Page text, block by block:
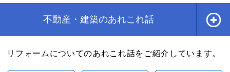
不動産・建築のあれこれ話
リフォームについてのあれこれ話をご紹介しています。